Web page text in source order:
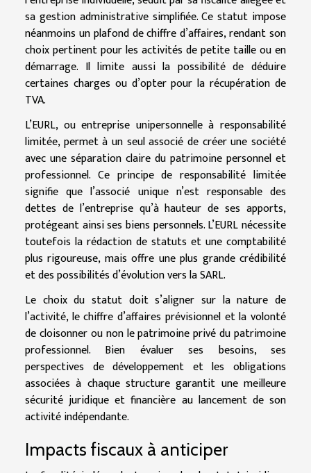
sa gestion administrative simplifiée. Ce statut impose
néanmoins un plafond de chiffre d’affaires, rendant son
choix pertinent pour les activités de petite taille ou en
démarrage. Il limite aussi la possibilité de déduire
certaines charges ou d’opter pour la récupération de
TVA.
L’EURL, ou entreprise unipersonnelle à responsabilité
limitée, permet à un seul associé de créer une société
avec une séparation claire du patrimoine personnel et
professionnel. Ce principe de responsabilité limitée
signifie que l’associé unique n’est responsable des
dettes de l’entreprise qu’à hauteur de ses apports,
protégeant ainsi ses biens personnels. L’EURL nécessite
toutefois la rédaction de statuts et une comptabilité
plus rigoureuse, mais offre une plus grande crédibilité
et des possibilités d’évolution vers la SARL.
Le choix du statut doit s’aligner sur la nature de
l’activité, le chiffre d’affaires prévisionnel et la volonté
de cloisonner ou non le patrimoine privé du patrimoine
professionnel. Bien évaluer ses besoins, ses
perspectives de développement et les obligations
associées à chaque structure garantit une meilleure
sécurité juridique et financière au lancement de son
activité indépendante.
Impacts fiscaux à anticiper